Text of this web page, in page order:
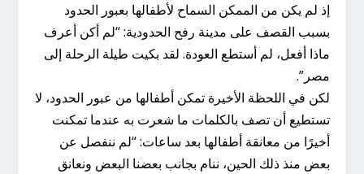
إذ لم يكن من الممكن السماح لأطفالها بعبور الحدود
بسبب القصف على مدينة رفح الحدودية: “لم أكن أعرف
ماذا أفعل، لم أستطع العودة. لقد بكيت طيلة الرحلة إلى
مصر”.
لكن في اللحظة الأخيرة تمكن أطفالها من عبور الحدود، لا
تستطيع أن تصف بالكلمات ما شعرت به عندما تمكنت
أخيرًا من معانقة أطفالها بعد ساعات: “لم ننفصل عن
بعض منذ ذلك الحين، ننام بجانب بعضنا البعض ونعانق